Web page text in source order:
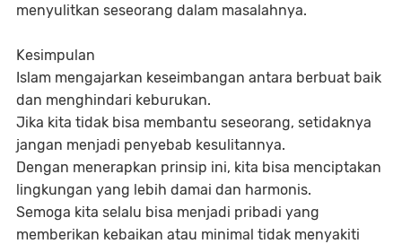
menyulitkan seseorang dalam masalahnya.
Kesimpulan
Islam mengajarkan keseimbangan antara berbuat baik
dan menghindari keburukan.
Jika kita tidak bisa membantu seseorang, setidaknya
jangan menjadi penyebab kesulitannya.
Dengan menerapkan prinsip ini, kita bisa menciptakan
lingkungan yang lebih damai dan harmonis.
Semoga kita selalu bisa menjadi pribadi yang
memberikan kebaikan atau minimal tidak menyakiti